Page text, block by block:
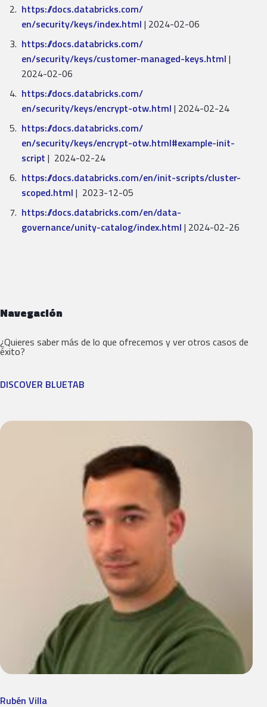
https://docs.databricks.com/
en/security/keys/index.html | 2024-02-06
https://docs.databricks.com/
en/security/keys/customer-managed-keys.html |
2024-02-06
https://docs.databricks.com/
en/security/keys/encrypt-otw.html | 2024-02-24
https://docs.databricks.com/
en/security/keys/encrypt-otw.html#example-init-
script | 2024-02-24
https://docs.databricks.com/en/init-scripts/cluster-
scoped.html | 2023-12-05
https://docs.databricks.com/en/data-
governance/unity-catalog/index.html | 2024-02-26
Navegación
¿Quieres saber más de lo que ofrecemos y ver otros casos de
éxito?
DISCOVER BLUETAB
Rubén Villa